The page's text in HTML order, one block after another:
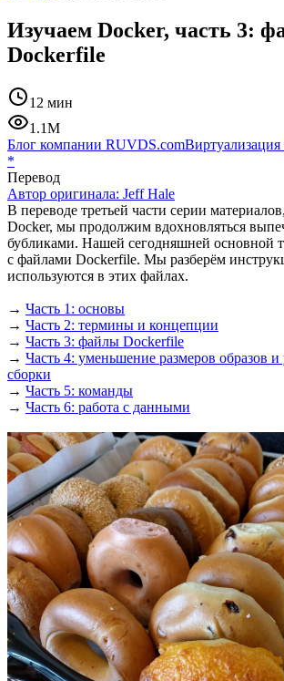
Изучаем Docker, часть 3:
Dockerfile
12 мин
1.1M
Блог компании RUVDS.comВиртуализация
*
Перевод
Автор оригинала: Jeff Hale
В переводе третьей части серии
Docker, мы продолжим вдохновляться
бубликами. Нашей сегодняшней основной
с файлами Dockerfile. Мы разберём
используются в этих файлах.
→ Часть 1: основы
→ Часть 2: термины и концепции
→ Часть 3: файлы Dockerfile
→ Часть 4: уменьшение размеров образов и
сборки
→ Часть 5: команды
→ Часть 6: работа с данными